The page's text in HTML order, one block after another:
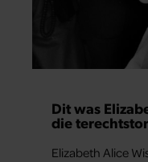
Dit was
die
Elizabeth Alice